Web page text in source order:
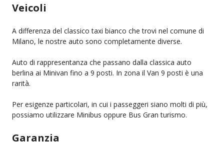
Veicoli
A differenza del classico taxi bianco che trovi nel comune di
Milano, le nostre auto sono completamente diverse.
Auto di rappresentanza che passano dalla classica auto
berlina ai Minivan fino a 9 posti. In zona il Van 9 posti è una
rarità.
Per esigenze particolari, in cui i passeggeri siano molti di più,
possiamo utilizzare Minibus oppure Bus Gran turismo.
Garanzia